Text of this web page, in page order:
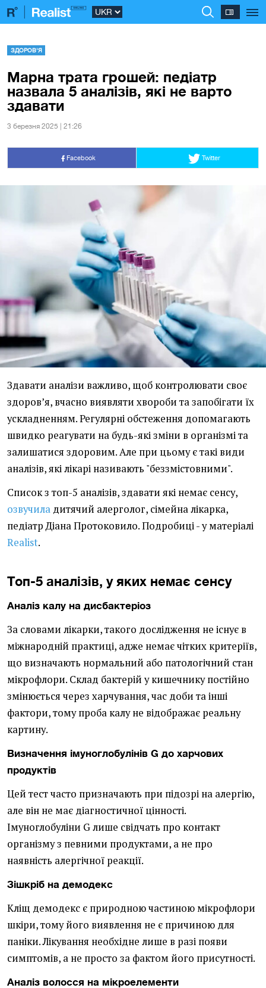
ЗДОРОВ'Я
Марна трата грошей: педіатр
назвала 5 аналізів, які не варто
здавати
3 березня 2025 | 21:26
Facebook Twitter
Здавати аналізи важливо, щоб контролювати своє
здоров’я, вчасно виявляти хвороби та запобігати їх
ускладненням. Регулярні обстеження допомагають
швидко реагувати на будь-які зміни в організмі та
залишатися здоровим. Але при цьому є такі види
аналізів, які лікарі називають "беззмістовними".
Список з топ-5 аналізів, здавати які немає сенсу,
озвучила дитячий алерголог, сімейна лікарка,
педіатр Діана Протоковило. Подробиці - у матеріалі
Realist.
Топ-5 аналізів, у яких немає сенсу
Аналіз калу на дисбактеріоз
За словами лікарки, такого дослідження не існує в
міжнародній практиці, адже немає чітких критеріїв,
що визначають нормальний або патологічний стан
мікрофлори. Склад бактерій у кишечнику постійно
змінюється через харчування, час доби та інші
фактори, тому проба калу не відображає реальну
картину.
Визначення імуноглобулінів G до харчових
продуктів
Цей тест часто призначають при підозрі на алергію,
але він не має діагностичної цінності.
Імуноглобуліни G лише свідчать про контакт
організму з певними продуктами, а не про
наявність алергічної реакції.
Зішкріб на демодекс
Кліщ демодекс є природною частиною мікрофлори
шкіри, тому його виявлення не є причиною для
паніки. Лікування необхідне лише в разі появи
симптомів, а не просто за фактом його присутності.
Аналіз волосся на мікроелементи